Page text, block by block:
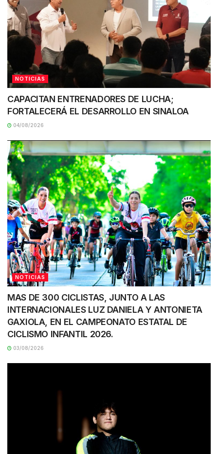
NOTICIAS
CAPACITAN ENTRENADORES DE LUCHA;
FORTALECERÁ EL DESARROLLO EN SINALOA
04/08/2026
NOTICIAS
MAS DE 300 CICLISTAS, JUNTO A LAS
INTERNACIONALES LUZ DANIELA Y ANTONIETA
GAXIOLA, EN EL CAMPEONATO ESTATAL DE
CICLISMO INFANTIL 2026.
03/08/2026